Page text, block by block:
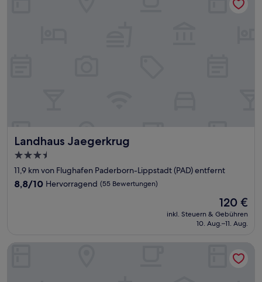
Landhaus Jaegerkrug
Landhaus Jaegerkrug
3.5-
Sterne-
Unterkunft
11,9 km von Flughafen Paderborn-Lippstadt (PAD) entfernt
8.8
8,8/10 Hervorragend (55 Bewertungen)
Der
Preis
beträgt
120 €
inkl. Steuern & Gebühren
10. Aug.–11. Aug.